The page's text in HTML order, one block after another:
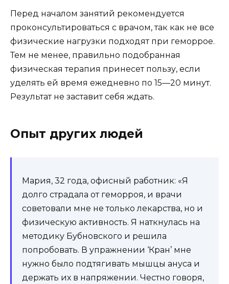
Перед началом занятий рекомендуется
проконсультироваться с врачом, так как не все
физические нагрузки подходят при геморрое.
Тем не менее, правильно подобранная
физическая терапия принесет пользу, если
уделять ей время ежедневно по 15—20 минут.
Результат не заставит себя ждать.
Опыт других людей
Мария, 32 года, офисный работник: «Я
долго страдала от геморроя, и врачи
советовали мне не только лекарства, но и
физическую активность. Я наткнулась на
методику Бубновского и решила
попробовать. В упражнении ‘Кран’ мне
нужно было подтягивать мышцы ануса и
держать их в напряжении. Честно говоря,